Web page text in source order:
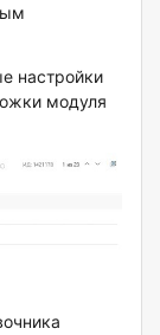
настройки
модуля